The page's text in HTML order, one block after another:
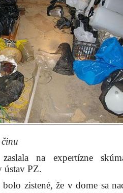
na expertízne
ústav PZ.
zistené, že v dome sa